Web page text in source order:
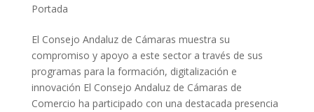
Portada
El Consejo Andaluz de Cámaras muestra su
compromiso y apoyo a este sector a través de sus
programas para la formación, digitalización e
innovación El Consejo Andaluz de Cámaras de
Comercio ha participado con una destacada presencia